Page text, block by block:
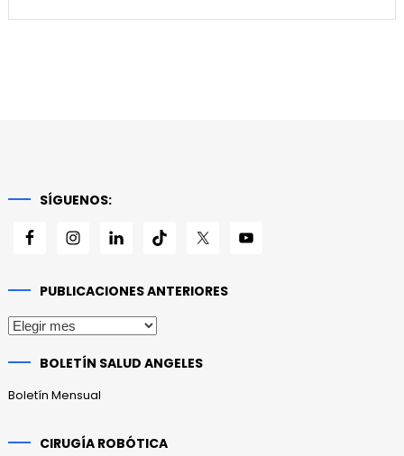
SÍGUENOS:
PUBLICACIONES ANTERIORES
Publicaciones
BOLETÍN SALUD ANGELES
Boletín Mensual
CIRUGÍA ROBÓTICA